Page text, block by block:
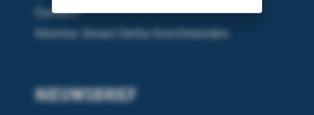
NIEUWSBRIEF
Contact
Monitor Smart Delta Drechtsteden